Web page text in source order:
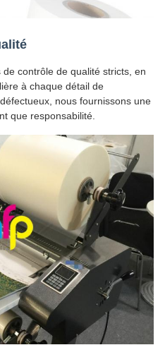
contrôle de qualité stricts, en
à chaque détail de
nous fournissons une
que responsabilité.